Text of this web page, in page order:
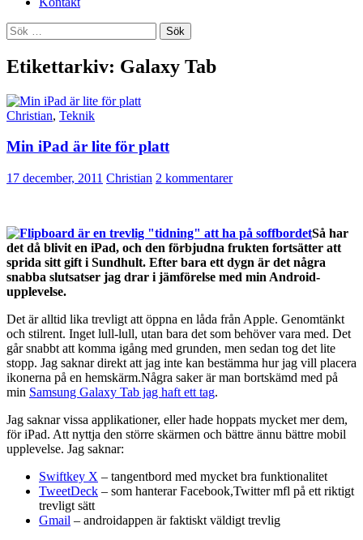
Sök
efter:
Etikettarkiv: Galaxy Tab
Christian, Teknik
Min iPad är lite för platt
17 december, 2011 Christian 2 kommentarer
Så har
det då blivit en iPad, och den förbjudna frukten fortsätter att
sprida sitt gift i Sundhult. Efter bara ett dygn är det några
snabba slutsatser jag drar i jämförelse med min Android-
upplevelse.
Det är alltid lika trevligt att öppna en låda från Apple. Genomtänkt
och stilrent. Inget lull-lull, utan bara det som behöver vara med. Det
går snabbt att komma igång med grunden, men sedan tog det lite
stopp. Jag saknar direkt att jag inte kan bestämma hur jag vill placera
ikonerna på en hemskärm.Några saker är man bortskämd med på
min Samsung Galaxy Tab jag haft ett tag.
Jag saknar vissa applikationer, eller hade hoppats mycket mer dem,
för iPad. Att nyttja den större skärmen och bättre ännu bättre mobil
upplevelse. Jag saknar:
Swiftkey X – tangentbord med mycket bra funktionalitet
TweetDeck – som hanterar Facebook,Twitter mfl på ett riktigt
trevligt sätt
Gmail – androidappen är faktiskt väldigt trevlig